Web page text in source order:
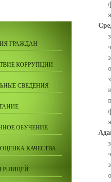
ГРАЖДАН
КОРРУПЦИИ
СВЕДЕНИЯ
ОБУЧЕНИЕ
КАЧЕСТВА
В ЛИЦЕЙ